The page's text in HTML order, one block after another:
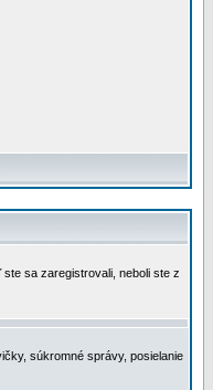
sa zaregistrovali, neboli ste z
súkromné správy, posielanie